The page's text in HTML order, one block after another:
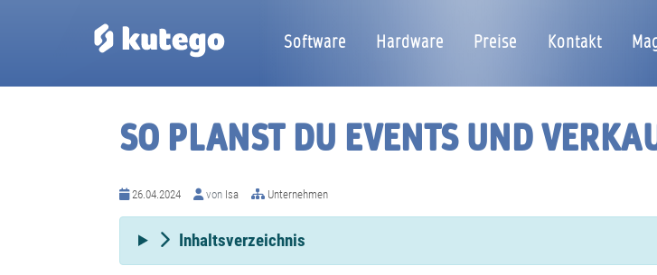
Software Hardware Preise Kontakt
SO PLANST DU EVENTS UND
26.04.2024 von Isa Unternehmen
Inhaltsverzeichnis